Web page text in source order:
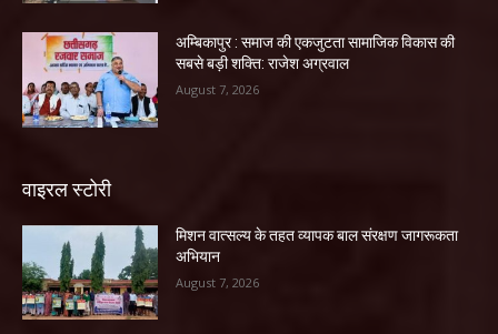
अम्बिकापुर : समाज की एकजुटता सामाजिक विकास की
सबसे बड़ी शक्ति: राजेश अग्रवाल
August 7, 2026
वाइरल स्टोरी
मिशन वात्सल्य के तहत व्यापक बाल संरक्षण जागरूकता
अभियान
August 7, 2026